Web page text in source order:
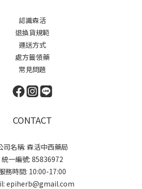
認識森活
退換貨規範
運送方式
處方籤領藥
常見問題
CONTACT
司名稱: 森活中西藥局
統一編號: 85836972
務時間: 10:00-17:00
epiherb@gmail.com